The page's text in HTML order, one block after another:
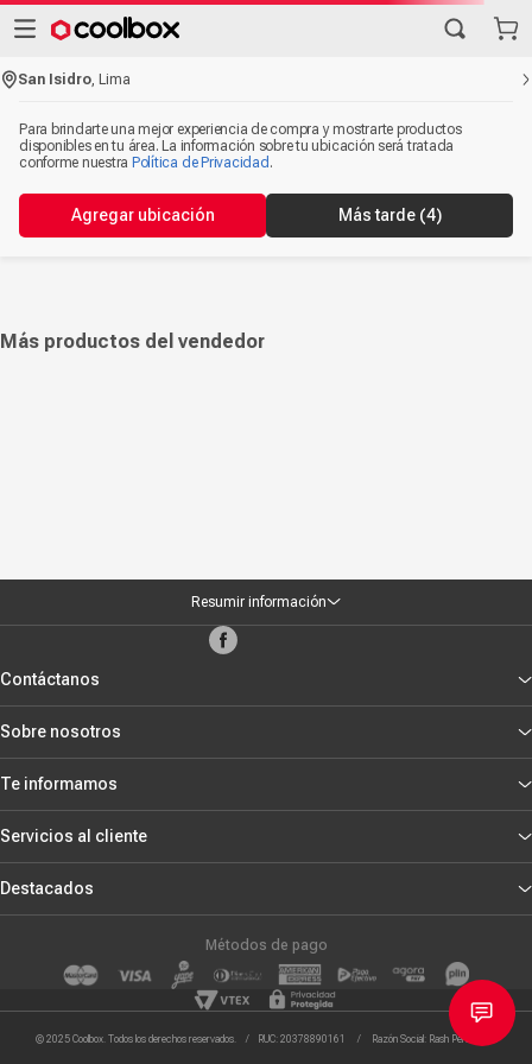
San Isidro ,Lima
Para brindarte una mejor experiencia de compra y mostrarte productos
disponibles en tu área. La información sobre tu ubicación será tratada
conforme nuestra Política de Privacidad .
Agregar ubicación Más tarde (4)
Más productos del vendedor
Resumir información
Contáctanos
Sobre nosotros
Te informamos
Servicios al cliente
Destacados
Métodos de pago
© 2025 Coolbox. Todos los derechos reservados. / RUC: 20378890161 / Razón Social: Rash Peru S.R.L.